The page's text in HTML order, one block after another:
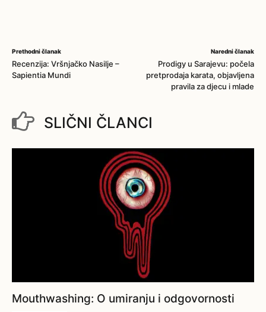
Prethodni članak
Recenzija: Vršnjačko Nasilje –
Sapientia Mundi
Naredni članak
Prodigy u Sarajevu: počela
pretprodaja karata, objavljena
pravila za djecu i mlade
SLIČNI ČLANCI
Mouthwashing: O umiranju i odgovornosti